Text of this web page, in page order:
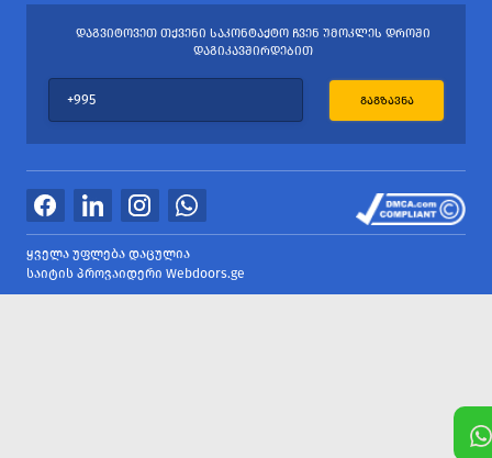
ᲓᲐᲒᲕᲘᲢᲝᲕᲔᲗ ᲗᲥᲕᲔᲜᲘ ᲡᲐᲙᲝᲜᲢᲐᲥᲢᲝ ᲩᲕᲔᲜ ᲣᲛᲝᲙᲚᲔᲡ ᲓᲠᲝᲨᲘ
ᲓᲐᲒᲘᲙᲐᲕᲨᲘᲠᲓᲔᲑᲘᲗ
ᲒᲐᲒᲖᲐᲕᲜᲐ
ყველა უფლება დაცულია
საიტის პროვაიდერი Webdoors.ge